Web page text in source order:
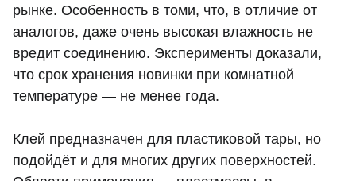
рынке. Особенность в томи, что, в отличие от
аналогов, даже очень высокая влажность не
вредит соединению. Эксперименты доказали,
что срок хранения новинки при комнатной
температуре — не менее года.
Клей предназначен для пластиковой тары, но
подойдёт и для многих других поверхностей.